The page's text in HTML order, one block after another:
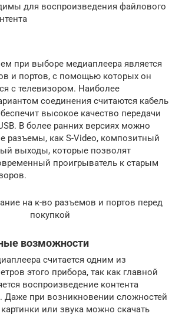
для воспроизведения файлового
при выборе медиаплеера является
и портов, с помощью которых он
с телевизором. Наиболее
соединения считаются кабель
высокое качество передачи
В более ранних версиях можно
разъемы, как S-Video, композитный
выходы, которые позволят
проигрыватель к старым
на к-во разъемов и портов перед
покупкой
возможности
считается одним из
этого прибора, так как главной
воспроизведение контента
Даже при возникновении сложностей
или звука можно скачать